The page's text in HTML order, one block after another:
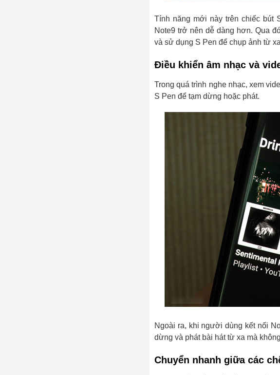
Tính năng mới này trên chiếc bút
Note9 trở nên dễ dàng hơn. Qua
và sử dụng S Pen để chụp ảnh từ
Điều khiển âm nhạc và
Trong quá trình nghe nhạc, xem
S Pen để tạm dừng hoặc phát.
Ngoài ra, khi người dùng kết nối
dừng và phát bài hát từ xa mà
Chuyển nhanh giữa các